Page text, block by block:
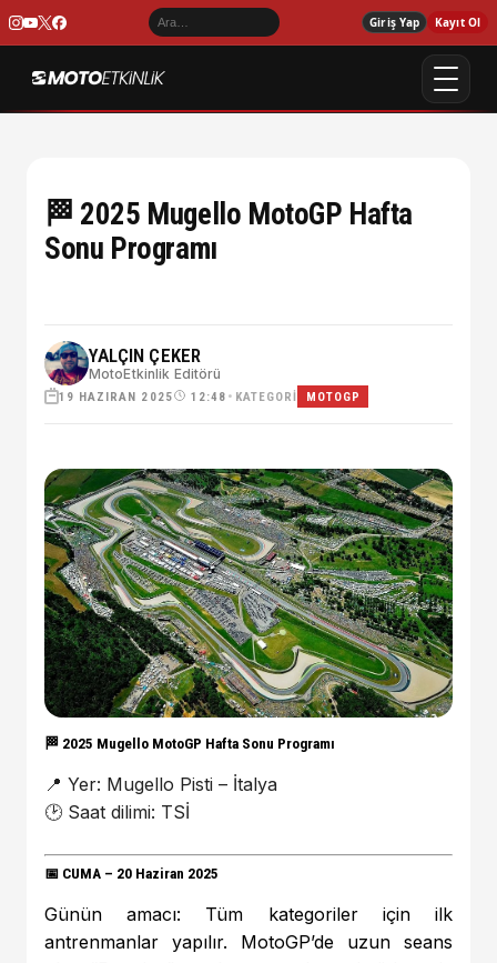
Giriş Yap Kayıt Ol
🏁 2025 Mugello MotoGP Hafta
Sonu Programı
YALÇIN ÇEKER
MotoEtkinlik Editörü
19 HAZIRAN 2025 12:48 • KATEGORI MOTOGP
🏁 2025 Mugello MotoGP Hafta Sonu Programı
📍 Yer: Mugello Pisti – İtalya
🕑 Saat dilimi: TSİ
📅 CUMA – 20 Haziran 2025
Günün amacı: Tüm kategoriler için ilk
antrenmanlar yapılır. MotoGP’de uzun seans